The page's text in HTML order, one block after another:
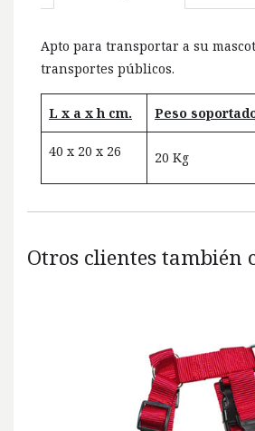
Apto para transportar a su
transportes públicos.
L x a x h cm. Peso
40 x 20 x 26 20 Kg
Otros clientes también